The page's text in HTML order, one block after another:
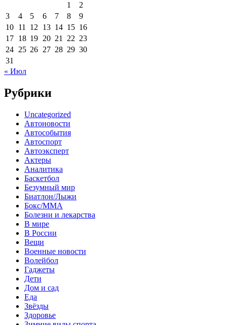
1
2
3
4 5 6 7 8
9
10 11 12 13 14 15 16
17 18 19 20 21 22 23
24 25 26 27 28 29 30
31
« Июл
Рубрики
Uncategorized
Автоновости
Автособытия
Автоспорт
Автоэксперт
Актеры
Аналитика
Баскетбол
Безумный мир
Биатлон/Лыжи
Бокс/MMA
Болезни и лекарства
В мире
В России
Вещи
Военные новости
Волейбол
Гаджеты
Дети
Дом и сад
Еда
Звёзды
Здоровье